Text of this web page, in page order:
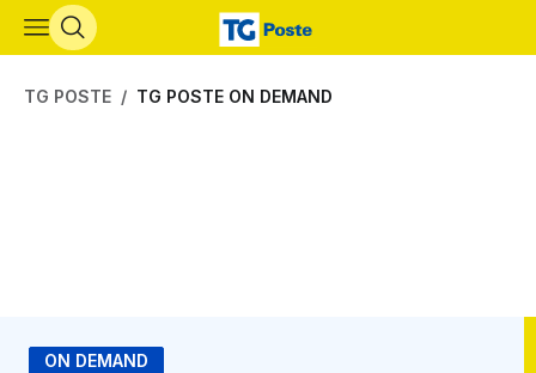
Vai al contenuto principale
TG POSTE TG POSTE ON DEMAND
ON DEMAND